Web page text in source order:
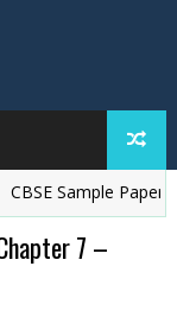
Papers TS
7 –